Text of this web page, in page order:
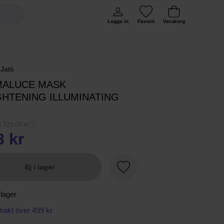
Logga in Favorit Varukorg
MASK
ILLUMINATING
725,00 kr
kr
Ej i lager
Favorit
över 499 kr